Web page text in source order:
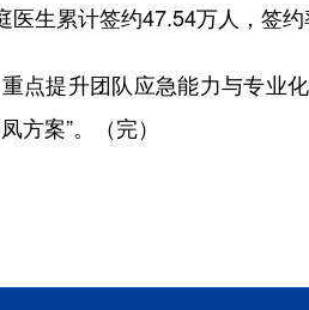
生累计签约47.54万人，签约
提升团队应急能力与专业
方案”。（完）